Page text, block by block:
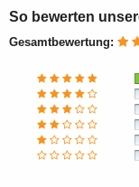
So bewerten
Gesamtbewertung: